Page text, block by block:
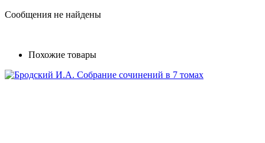
Сообщения не найдены
Похожие товары